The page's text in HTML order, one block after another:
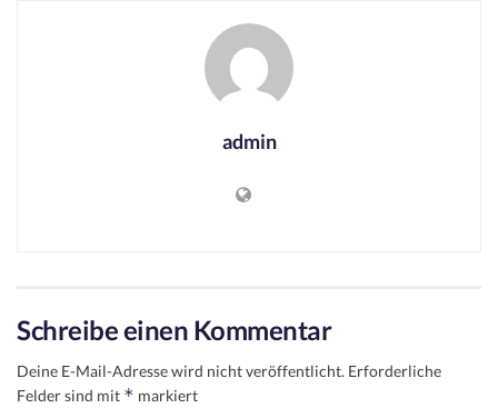
admin
Schreibe einen Kommentar
Deine E-Mail-Adresse wird nicht veröffentlicht. Erforderliche
Felder sind mit * markiert